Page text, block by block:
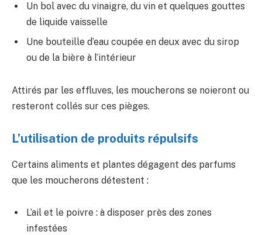
Un bol avec du vinaigre, du vin et quelques gouttes
de liquide vaisselle
Une bouteille d’eau coupée en deux avec du sirop
ou de la bière à l’intérieur
Attirés par les effluves, les moucherons se noieront ou
resteront collés sur ces pièges.
L’utilisation de produits répulsifs
Certains aliments et plantes dégagent des parfums
que les moucherons détestent :
L’ail et le poivre : à disposer près des zones
infestées